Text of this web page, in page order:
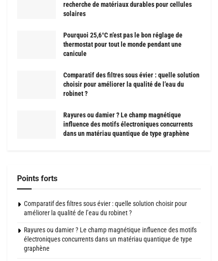
recherche de matériaux durables pour cellules
solaires
Pourquoi 25,6°C n’est pas le bon réglage de
thermostat pour tout le monde pendant une
canicule
Comparatif des filtres sous évier : quelle solution
choisir pour améliorer la qualité de l’eau du
robinet ?
Rayures ou damier ? Le champ magnétique
influence des motifs électroniques concurrents
dans un matériau quantique de type graphène
Points forts
Comparatif des filtres sous évier : quelle solution choisir pour
améliorer la qualité de l’eau du robinet ?
Rayures ou damier ? Le champ magnétique influence des motifs
électroniques concurrents dans un matériau quantique de type
graphène